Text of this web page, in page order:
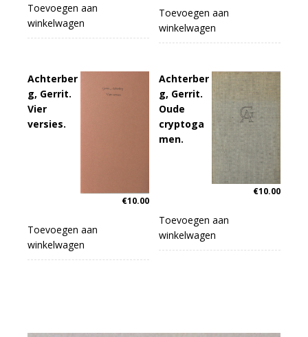
Toevoegen aan
winkelwagen
Toevoegen aan
winkelwagen
Achterber
g, Gerrit.
Vier
versies.
€10.00
Toevoegen aan
winkelwagen
Achterber
g, Gerrit.
Oude
cryptoga
men.
€10.00
Toevoegen aan
winkelwagen